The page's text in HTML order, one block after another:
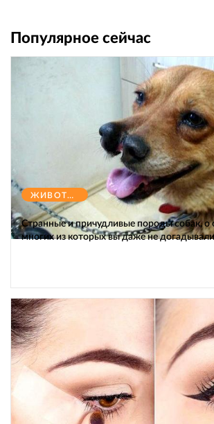
Популярное сейчас
ЖИВОТНЫЕ
Странные и причудливые породы собак, о
многих из которых вы даже не